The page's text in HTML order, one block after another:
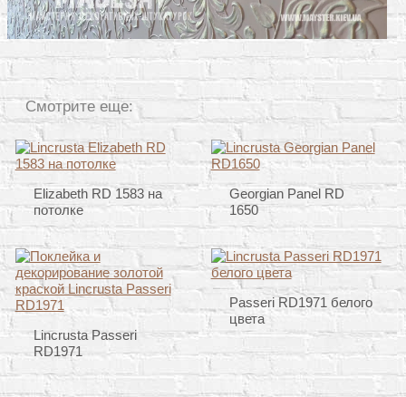
Смотрите еще:
Elizabeth RD 1583 на
потолке
Georgian Panel RD
1650
Lincrusta Passeri
RD1971
Passeri RD1971 белого
цвета